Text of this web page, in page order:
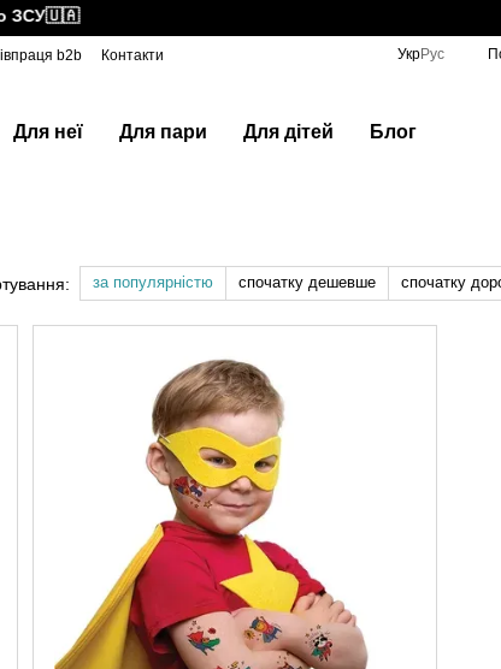
b2b Контакти УкрРус
Для неї Для пари Для дітей Блог
за популярністю спочатку дешевше спочатку